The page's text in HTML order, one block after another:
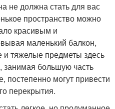
не должна стать для вас
пространство можно
красивым и
маленький балкон,
и тяжелые предметы здесь
занимая большую часть
постепенно могут привести
перекрытия.